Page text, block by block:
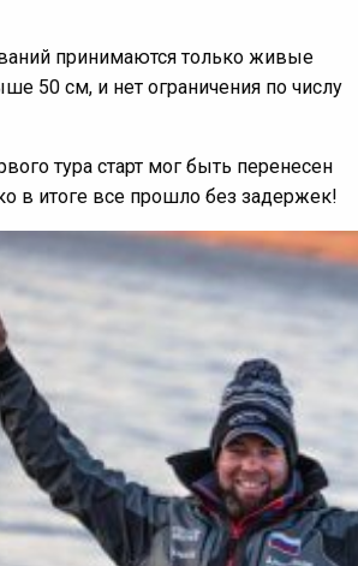
принимаются только живые
50 см, и нет ограничения по числу
тура старт мог быть перенесен
в итоге все прошло без задержек!